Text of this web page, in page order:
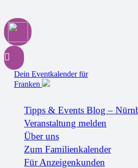
Dein Eventkalender für
Franken
Tipps & Events Blog –
Veranstaltung melden
Über uns
Zum Familienkalender
Für Anzeigenkunden